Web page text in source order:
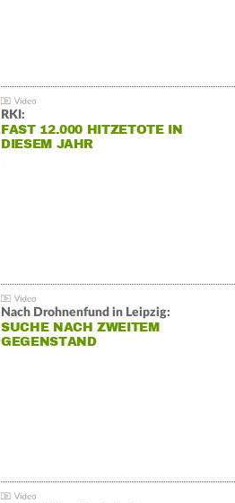
RKI:
FAST 12.000 HITZETOTE IN
DIESEM JAHR
Nach Drohnenfund in Leipzig:
SUCHE NACH ZWEITEM
GEGENSTAND